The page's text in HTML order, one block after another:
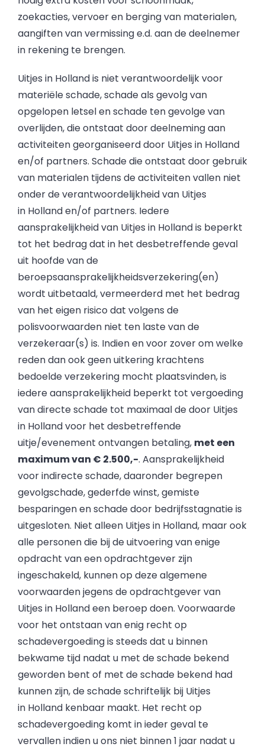
zoekacties, vervoer en berging van materialen,
aangiften van vermissing e.d. aan de deelnemer
in rekening te brengen.
Uitjes in Holland is niet verantwoordelijk voor
materiële schade, schade als gevolg van
opgelopen letsel en schade ten gevolge van
overlijden, die ontstaat door deelneming aan
activiteiten georganiseerd door Uitjes in Holland
en/of partners. Schade die ontstaat door gebruik
van materialen tijdens de activiteiten vallen niet
onder de verantwoordelijkheid van Uitjes
in Holland en/of partners. Iedere
aansprakelijkheid van Uitjes in Holland is beperkt
tot het bedrag dat in het desbetreffende geval
uit hoofde van de
beroepsaansprakelijkheidsverzekering(en)
wordt uitbetaald, vermeerderd met het bedrag
van het eigen risico dat volgens de
polisvoorwaarden niet ten laste van de
verzekeraar(s) is. Indien en voor zover om welke
reden dan ook geen uitkering krachtens
bedoelde verzekering mocht plaatsvinden, is
iedere aansprakelijkheid beperkt tot vergoeding
van directe schade tot maximaal de door Uitjes
in Holland voor het desbetreffende
uitje/evenement ontvangen betaling, met een
maximum van € 2.500,-. Aansprakelijkheid
voor indirecte schade, daaronder begrepen
gevolgschade, gederfde winst, gemiste
besparingen en schade door bedrijfsstagnatie is
uitgesloten. Niet alleen Uitjes in Holland, maar ook
alle personen die bij de uitvoering van enige
opdracht van een opdrachtgever zijn
ingeschakeld, kunnen op deze algemene
voorwaarden jegens de opdrachtgever van
Uitjes in Holland een beroep doen. Voorwaarde
voor het ontstaan van enig recht op
schadevergoeding is steeds dat u binnen
bekwame tijd nadat u met de schade bekend
geworden bent of met de schade bekend had
kunnen zijn, de schade schriftelijk bij Uitjes
in Holland kenbaar maakt. Het recht op
schadevergoeding komt in ieder geval te
vervallen indien u ons niet binnen 1 jaar nadat u